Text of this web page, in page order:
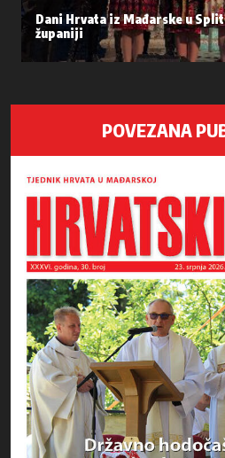
Dani Hrvata iz Mađarske u
županiji
POVEZANA